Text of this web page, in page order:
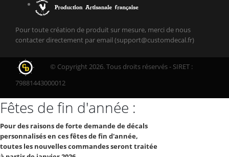
Pour toute création de produit sur mesure, merci de nous
contacter directement par email (support@customdecal.fr)
© Copyright 2026. Tous droits réservés - SIRET :
79881443000012
Fêtes de fin d'année :
Pour des raisons de forte demande de décals
personnalisés en ces fêtes de fin d'année,
toutes les nouvelles commandes seront traitée